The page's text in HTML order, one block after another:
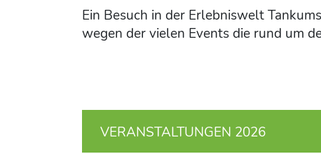
Ein Besuch in der Erlebniswelt
wegen der vielen Events die rund um
VERANSTALTUNGEN 2026